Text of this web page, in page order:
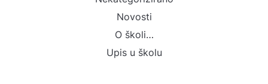
Novosti
O školi…
Upis u školu